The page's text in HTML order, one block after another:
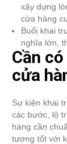
xây dựng
cửa hàng
Buổi khai
nghĩa lớn,
Cần
cửa
Sự kiện khai
các bước, lộ
hàng cần
tượng tốt với